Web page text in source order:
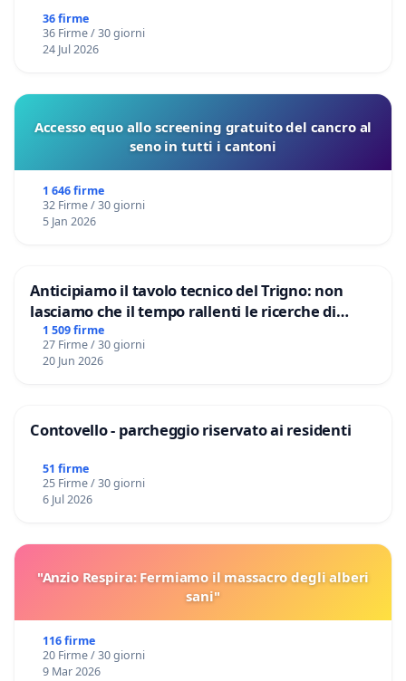
36 firme
36 Firme / 30 giorni
24 Jul 2026
Accesso equo allo screening gratuito del cancro al
seno in tutti i cantoni
1 646 firme
32 Firme / 30 giorni
5 Jan 2026
Anticipiamo il tavolo tecnico del Trigno: non
lasciamo che il tempo rallenti le ricerche di
Domenico Racanati
1 509 firme
27 Firme / 30 giorni
20 Jun 2026
Contovello - parcheggio riservato ai residenti
51 firme
25 Firme / 30 giorni
6 Jul 2026
"Anzio Respira: Fermiamo il massacro degli alberi
sani"
116 firme
20 Firme / 30 giorni
9 Mar 2026